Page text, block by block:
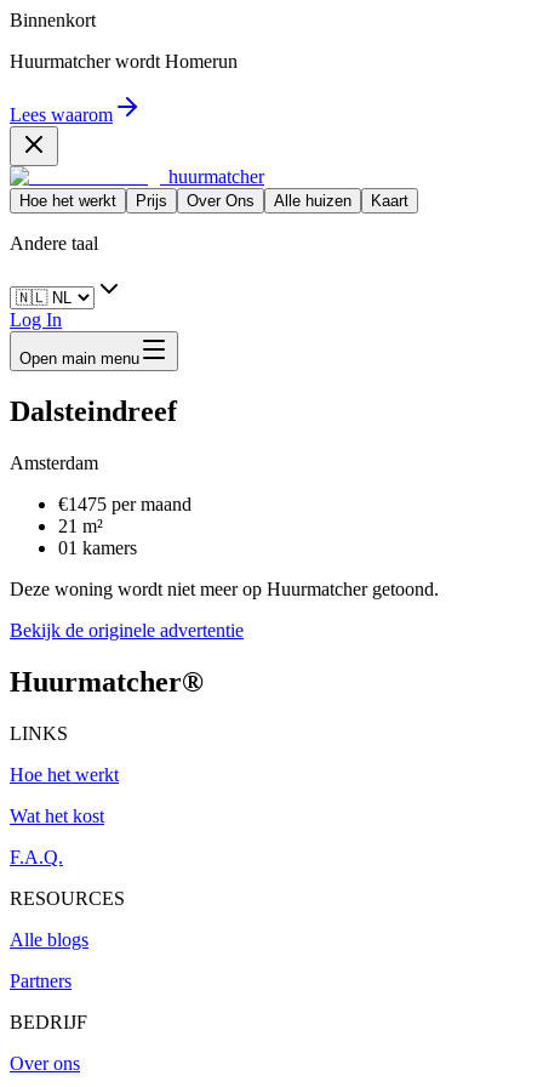
Binnenkort
Huurmatcher wordt Homerun
Lees waarom
huurmatcher
Hoe het werkt Prijs Over Ons Alle huizen Kaart
Andere taal
Log In
Open main menu
Dalsteindreef
Amsterdam
€1475 per maand
21 m²
01 kamers
Deze woning wordt niet meer op Huurmatcher getoond.
Bekijk de originele advertentie
Huurmatcher®
LINKS
Hoe het werkt
Wat het kost
F.A.Q.
RESOURCES
Alle blogs
Partners
BEDRIJF
Over ons